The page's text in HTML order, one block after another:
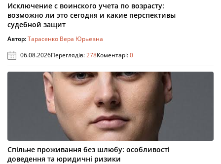
Исключение с воинского учета по возрасту:
возможно ли это сегодня и какие перспективы
судебной защит
Автор:Тарасенко Вера Юрьевна
06.08.2026Переглядів:278Коментарі:0
Спільне проживання без шлюбу: особливості
доведення та юридичні ризики